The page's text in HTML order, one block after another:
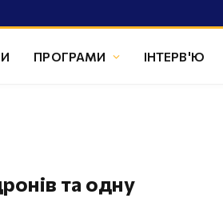
ПРОГРАМИ ІНТЕРВ'Ю
та одну